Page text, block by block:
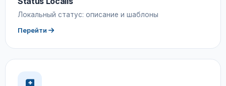
Локальный статус: описание и шаблоны
Перейти